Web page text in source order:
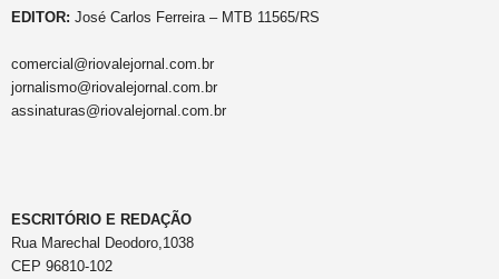
EDITOR: José Carlos Ferreira – MTB 11565/RS
comercial@riovalejornal.com.br
jornalismo@riovalejornal.com.br
assinaturas@riovalejornal.com.br
ESCRITÓRIO E REDAÇÃO
Rua Marechal Deodoro,1038
CEP 96810-102